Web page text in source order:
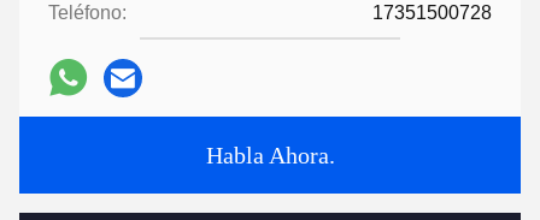
Teléfono: 17351500728
Habla Ahora.